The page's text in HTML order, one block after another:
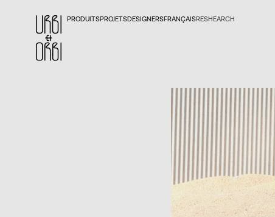
PRODUITSPROJETSDESIGNERS RESHEARCH
FRANÇAIS